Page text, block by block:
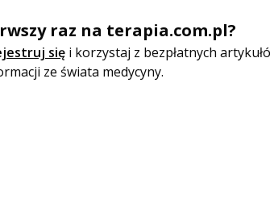
raz na terapia.com.pl?
się i korzystaj z bezpłatnych
ze świata medycyny.